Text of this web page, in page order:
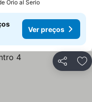
Orio al Serio
Ver preços
Partilhar